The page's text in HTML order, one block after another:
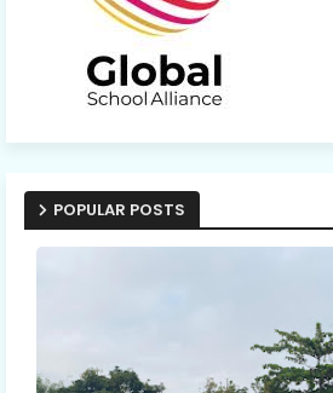
POPULAR POSTS